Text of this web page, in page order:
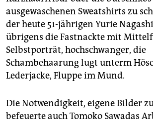
ausgewaschenen Sweatshirts zu
der heute 51-jährigen Yurie
übrigens die Fastnackte mit
Selbstporträt, hochschwanger, die
Schambehaarung lugt unterm
Lederjacke, Fluppe im Mund.
Die Notwendigkeit, eigene Bilder
befeuerte auch Tomoko Sawadas